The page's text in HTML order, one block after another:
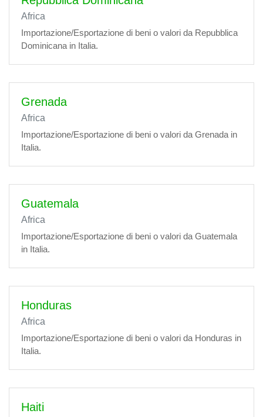
Africa
Importazione/Esportazione di beni o valori da Repubblica
Dominicana in Italia.
Grenada
Africa
Importazione/Esportazione di beni o valori da Grenada in
Italia.
Guatemala
Africa
Importazione/Esportazione di beni o valori da Guatemala
in Italia.
Honduras
Africa
Importazione/Esportazione di beni o valori da Honduras in
Italia.
Haiti